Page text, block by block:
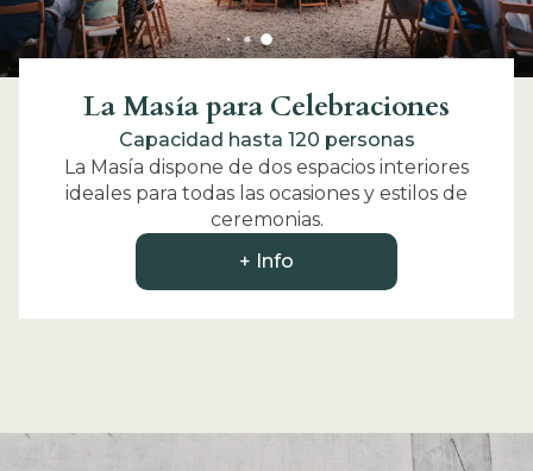
La Masía para Celebraciones
Capacidad hasta 120 personas
La Masía dispone de dos espacios interiores
ideales para todas las ocasiones y estilos de
ceremonias.
+ Info